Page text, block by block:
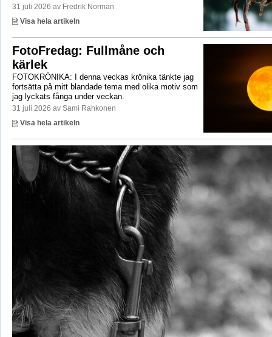
31 juli 2026 av Fredrik Norman
Visa hela artikeln
FotoFredag: Fullmåne och
kärlek
FOTOKRÖNIKA: I denna veckas krönika tänkte jag
fortsätta på mitt blandade tema med olika motiv som
jag lyckats fånga under veckan.
31 juli 2026 av Sami Rahkonen
Visa hela artikeln